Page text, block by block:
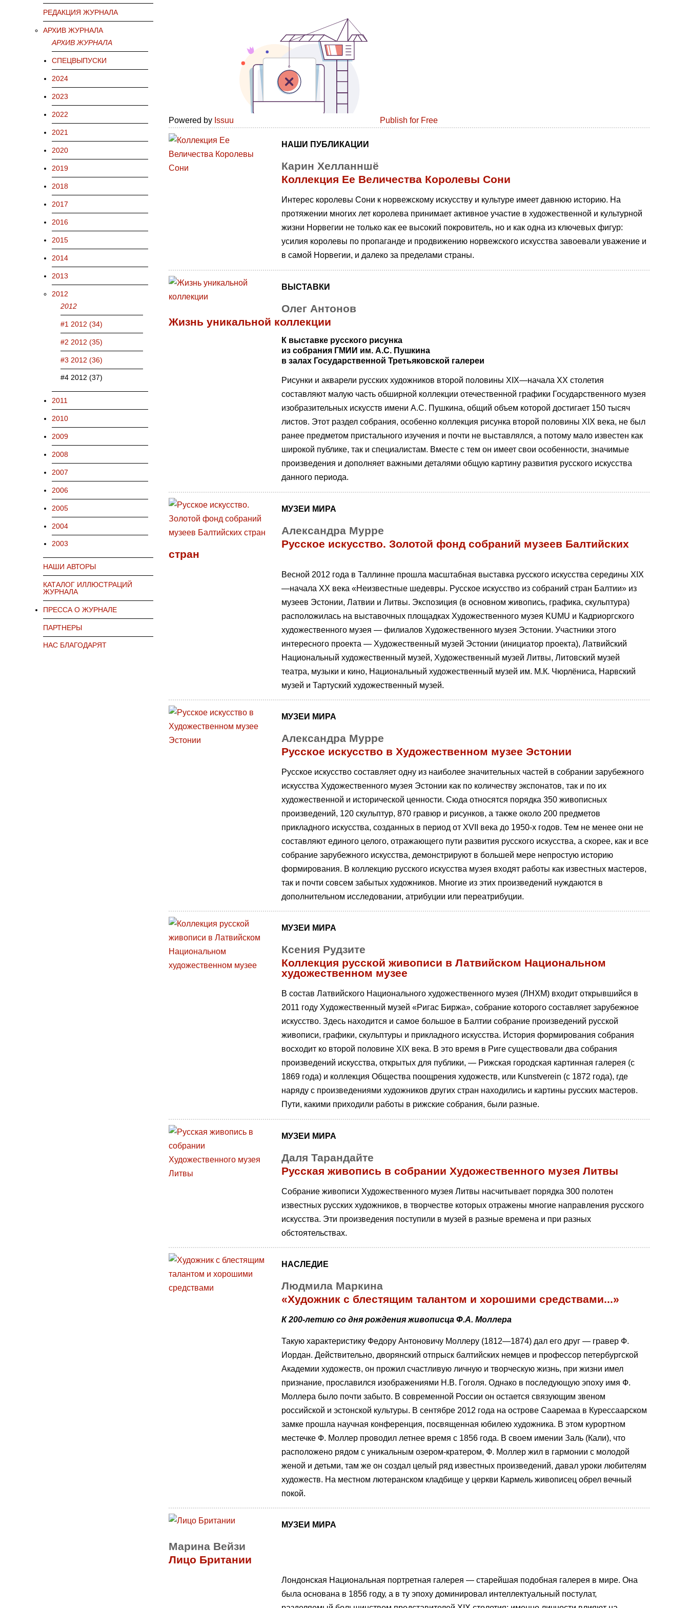
РЕДАКЦИЯ ЖУРНАЛА
АРХИВ ЖУРНАЛА
АРХИВ ЖУРНАЛА
СПЕЦВЫПУСКИ
2024
2023
2022
2021
2020
2019
2018
2017
2016
2015
2014
2013
2012
2012
#1 2012 (34)
#2 2012 (35)
#3 2012 (36)
#4 2012 (37)
2011
2010
2009
2008
2007
2006
2005
2004
2003
НАШИ АВТОРЫ
КАТАЛОГ ИЛЛЮСТРАЦИЙ
ЖУРНАЛА
ПРЕССА О ЖУРНАЛЕ
ПАРТНЕРЫ
НАС БЛАГОДАРЯТ
Powered by Issuu Publish for Free
НАШИ ПУБЛИКАЦИИ
Карин Хелланншё
Коллекция Ее Величества Королевы Сони
Интерес королевы Сони к норвежскому искусству и культуре имеет давнюю историю. На
протяжении многих лет королева принимает активное участие в художественной и культурной
жизни Норвегии не только как ее высокий покровитель, но и как одна из ключевых фигур:
усилия королевы по пропаганде и продвижению норвежского искусства завоевали уважение и
в самой Норвегии, и далеко за пределами страны.
ВЫСТАВКИ
Олег Антонов
Жизнь уникальной коллекции
К выставке русского рисунка
из собрания ГМИИ им. А.С. Пушкина
в залах Государственной Третьяковской галереи
Рисунки и акварели русских художников второй половины XIX—начала ХХ столетия
составляют малую часть обширной коллекции отечественной графики Государственного музея
изобразительных искусств имени А.С. Пушкина, общий объем которой достигает 150 тысяч
листов. Этот раздел собрания, особенно коллекция рисунка второй половины XIX века, не был
ранее предметом пристального изучения и почти не выставлялся, а потому мало известен как
широкой публике, так и специалистам. Вместе с тем он имеет свои особенности, значимые
произведения и дополняет важными деталями общую картину развития русского искусства
данного периода.
МУЗЕИ МИРА
Александра Мурре
Русское искусство. Золотой фонд собраний музеев Балтийских
стран
Весной 2012 года в Таллинне прошла масштабная выставка русского искусства середины XIX
—начала XX века «Неизвестные шедевры. Русское искусство из собраний стран Балтии» из
музеев Эстонии, Латвии и Литвы. Экспозиция (в основном живопись, графика, скульптура)
расположилась на выставочных площадках Художественного музея KUMU и Кадриоргского
художественного музея — филиалов Художественного музея Эстонии. Участники этого
интересного проекта — Художественный музей Эстонии (инициатор проекта), Латвийский
Национальный художественный музей, Художественный музей Литвы, Литовский музей
театра, музыки и кино, Национальный художественный музей им. М.К. Чюрлёниса, Нарвский
музей и Тартуский художественный музей.
МУЗЕИ МИРА
Александра Мурре
Русское искусство в Художественном музее Эстонии
Русское искусство составляет одну из наиболее значительных частей в собрании зарубежного
искусства Художественного музея Эстонии как по количеству экспонатов, так и по их
художественной и исторической ценности. Сюда относятся порядка 350 живописных
произведений, 120 скульптур, 870 гравюр и рисунков, а также около 200 предметов
прикладного искусства, созданных в период от XVII века до 1950-х годов. Тем не менее они не
составляют единого целого, отражающего пути развития русского искусства, а скорее, как и все
собрание зарубежного искусства, демонстрируют в большей мере непростую историю
формирования. В коллекцию русского искусства музея входят работы как известных мастеров,
так и почти совсем забытых художников. Многие из этих произведений нуждаются в
дополнительном исследовании, атрибуции или переатрибуции.
МУЗЕИ МИРА
Ксения Рудзите
Коллекция русской живописи в Латвийском Национальном
художественном музее
B состав Латвийского Национального художественного музея (ЛНХМ) входит открывшийся в
2011 году Художественный музей «Ригас Биржа», собрание которого составляет зарубежное
искусство. Здесь находится и самое большое в Балтии собрание произведений русской
живописи, графики, скульптуры и прикладного искусства. История формирования собрания
восходит ко второй половине XIX века. В это время в Риге существовали два собрания
произведений искусства, открытых для публики, — Рижская городская картинная галерея (с
1869 года) и коллекция Общества поощрения художеств, или Kunstverein (с 1872 года), где
наряду с произведениями художников других стран находились и картины русских мастеров.
Пути, какими приходили работы в рижские собрания, были разные.
МУЗЕИ МИРА
Даля Тарандайте
Русская живопись в собрании Художественного музея Литвы
Собрание живописи Художественного музея Литвы насчитывает порядка 300 полотен
известных русских художников, в творчестве которых отражены многие направления русского
искусства. Эти произведения поступили в музей в разные времена и при разных
обстоятельствах.
НАСЛЕДИЕ
Людмила Маркина
«Художник с блестящим талантом и хорошими средствами...»
К 200-летию со дня рождения живописца Ф.А. Моллера
Такую характеристику Федору Антоновичу Моллеру (1812—1874) дал его друг — гравер Ф.
Иордан. Действительно, дворянский отпрыск балтийских немцев и профессор петербургской
Академии художеств, он прожил счастливую личную и творческую жизнь, при жизни имел
признание, прославился изображениями Н.В. Гоголя. Однако в последующую эпоху имя Ф.
Моллера было почти забыто. В современной России он остается связующим звеном
российской и эстонской культуры. В сентябре 2012 года на острове Сааремаа в Курессаарском
замке прошла научная конференция, посвященная юбилею художника. В этом курортном
местечке Ф. Моллер проводил летнее время с 1856 года. В своем имении Заль (Кали), что
расположено рядом с уникальным озером-кратером, Ф. Моллер жил в гармонии с молодой
женой и детьми, там же он создал целый ряд известных произведений, давал уроки любителям
художеств. На местном лютеранском кладбище у церкви Кармель живописец обрел вечный
покой.
МУЗЕИ МИРА
Марина Вейзи
Лицо Британии
Лондонская Национальная портретная галерея — старейшая подобная галерея в мире. Она
была основана в 1856 году, а в ту эпоху доминировал интеллектуальный постулат,